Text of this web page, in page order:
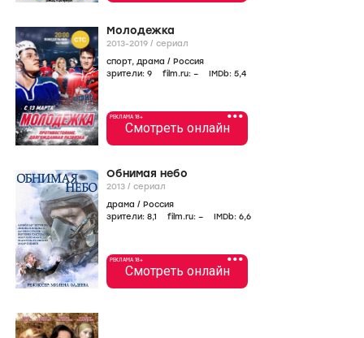
Молодежка
2013-2019 / сериал
спорт, драма / Россия
зрители: 9 film.ru: – IMDb: 5,4
•••
РЕКЛАМА 18+
Смотреть онлайн
Обнимая небо
2013 / сериал
драма / Россия
зрители: 8,1 film.ru: – IMDb: 6,6
•••
РЕКЛАМА 18+
Смотреть онлайн